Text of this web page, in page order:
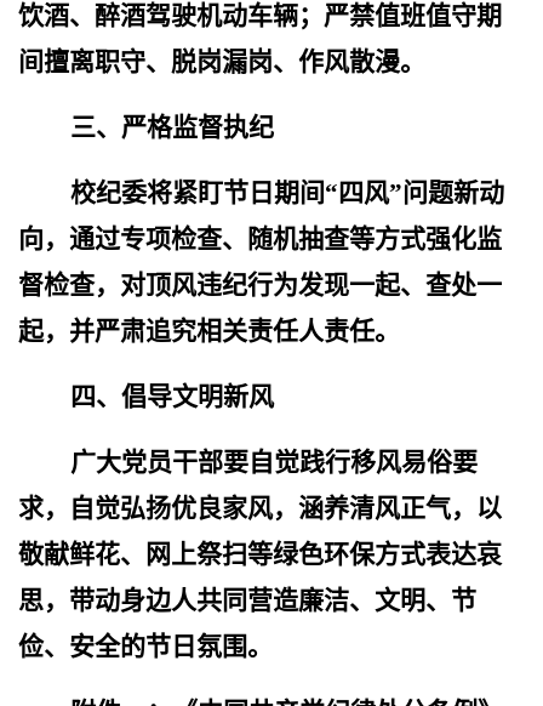
饮酒、醉酒驾驶机动车辆；严禁值班值守期
间擅离职守、脱岗漏岗、作风散漫。
三、严格监督执纪
校纪委将紧盯节日期间“四风”问题新动
向，通过专项检查、随机抽查等方式强化监
督检查，对顶风违纪行为发现一起、查处一
起，并严肃追究相关责任人责任。
四、倡导文明新风
广大党员干部要自觉践行移风易俗要
求，自觉弘扬优良家风，涵养清风正气，以
敬献鲜花、网上祭扫等绿色环保方式表达哀
思，带动身边人共同营造廉洁、文明、节
俭、安全的节日氛围。